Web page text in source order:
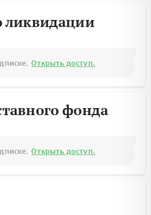
ликвидации
Открыть доступ.
фонда
Открыть доступ.